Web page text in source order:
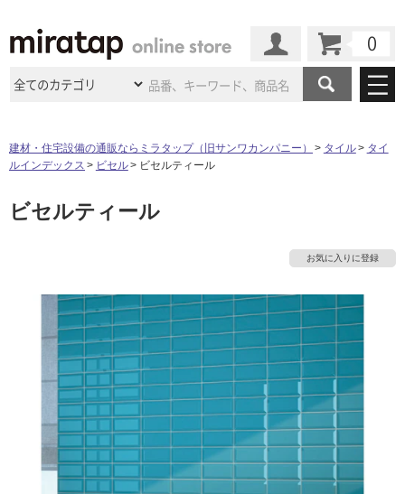
商品カテゴリ
キッチン
トイレ
扉
エクステリア（外構）
ウッドデッキ フローリング・床材
収納 インテリア・
ペット用品
内装用建材 パネル・壁材
施工事例
施工事例
インタビュー
店舗・施設事例
ショールーム
ショールーム
大阪 ショールーム 仙台ショールーム
名古屋ショールーム 京都ショールーム
ショールーム 札幌スマートショールー
ム
横浜スマートショールー
ム
ウェルビーみのおHDC
BOX
サポート
ご利用ガイド 初めての方へ
よくある質問 お問い合わせ
修理お問い合わせ クレーム公開
説明書・図面検索 水まわり3年保証
その他サービス
ミラタップと創る家
ASOLIE
工事会社紹介Coziコンシ
ェルジュ
自分らしい家づくり
SUVACO
最高のリノベ会社がみつ
かるリノベりす
建材・住宅設備の通販ならミラタップ（旧サンワカンパニー） タイル
タイ
ルインデックス
ビセル ビセルティール
ビセルティール
お気に入りに登録